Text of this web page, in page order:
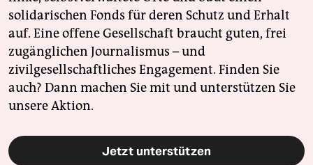
solidarischen Fonds für deren Schutz und Erhalt
auf. Eine offene Gesellschaft braucht guten, frei
zugänglichen Journalismus – und
zivilgesellschaftliches Engagement. Finden Sie
auch? Dann machen Sie mit und unterstützen Sie
unsere Aktion.
Jetzt unterstützen